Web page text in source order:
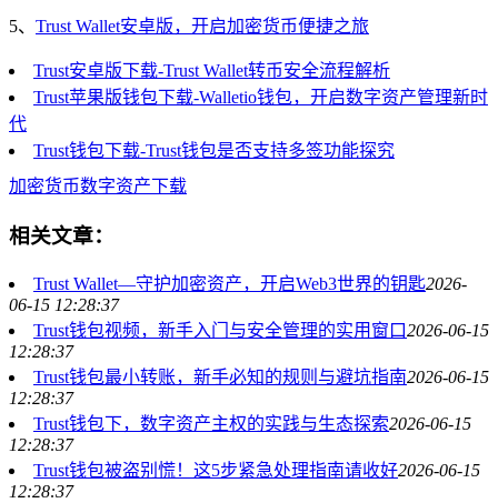
5、 Trust Wallet安卓版，开启加密货币便捷之旅
Trust安卓版下载-Trust Wallet转币安全流程解析
Trust苹果版钱包下载-Walletio钱包，开启数字资产管理新时
代
Trust钱包下载-Trust钱包是否支持多签功能探究
加密货币数字资产下载
相关文章：
Trust Wallet—守护加密资产，开启Web3世界的钥匙2026-
06-15 12:28:37
Trust钱包视频，新手入门与安全管理的实用窗口2026-06-15
12:28:37
Trust钱包最小转账，新手必知的规则与避坑指南2026-06-15
12:28:37
Trust钱包下，数字资产主权的实践与生态探索2026-06-15
12:28:37
Trust钱包被盗别慌！这5步紧急处理指南请收好2026-06-15
12:28:37